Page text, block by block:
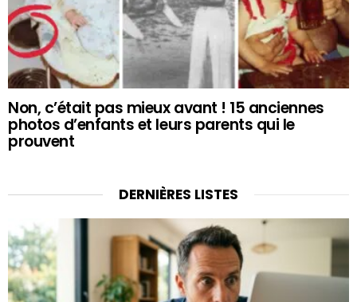
Non, c’était pas mieux avant ! 15 anciennes
photos d’enfants et leurs parents qui le
prouvent
DERNIÈRES LISTES